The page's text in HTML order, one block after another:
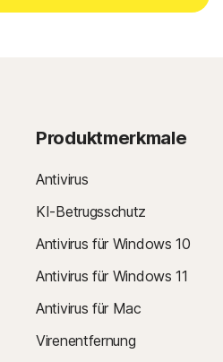
Produktmerkmale
Antivirus
KI-Betrugsschutz
Antivirus für Windows 10
Antivirus für Windows 11
Antivirus für Mac
Virenentfernung